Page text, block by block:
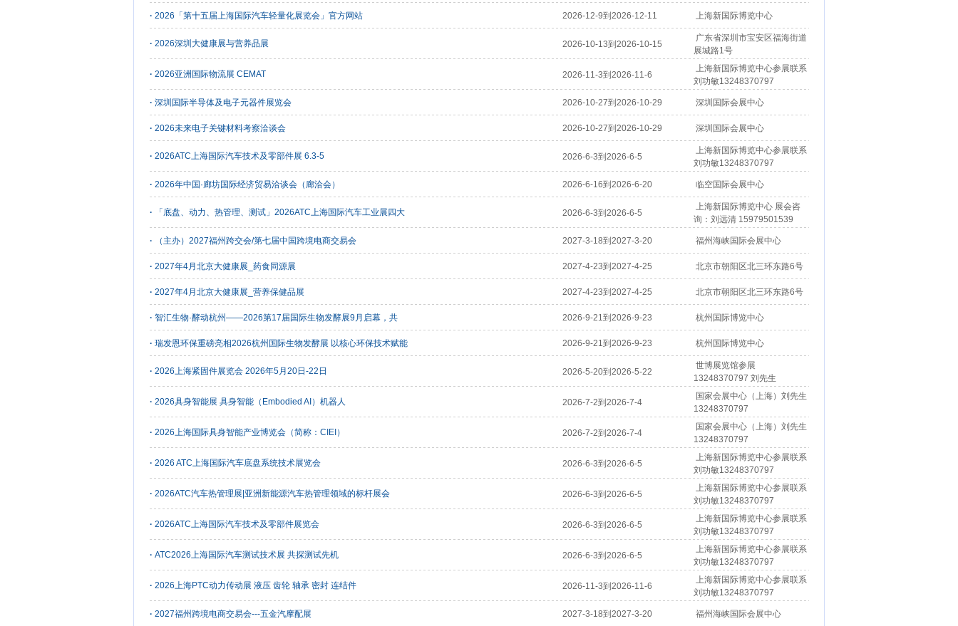
· 2026「第十五届上海国际汽车轻量化展览会」官方网站 2026-12-9到2026-12-11 上海新国际博览中心
· 2026深圳大健康展与营养品展 2026-10-13到2026-10-15
广东省深圳市宝安区福海街道
展城路1号
· 2026亚洲国际物流展 CEMAT 2026-11-3到2026-11-6
上海新国际博览中心参展联系
刘功敏13248370797
· 深圳国际半导体及电子元器件展览会 2026-10-27到2026-10-29 深圳国际会展中心
· 2026未来电子关键材料考察洽谈会 2026-10-27到2026-10-29 深圳国际会展中心
· 2026ATC上海国际汽车技术及零部件展 6.3-5 2026-6-3到2026-6-5
上海新国际博览中心参展联系
刘功敏13248370797
· 2026年中国·廊坊国际经济贸易洽谈会（廊洽会） 2026-6-16到2026-6-20 临空国际会展中心
· 「底盘、动力、热管理、测试」2026ATC上海国际汽车工业展四大 2026-6-3到2026-6-5
上海新国际博览中心 展会咨
询：刘远清 15979501539
· （主办）2027福州跨交会/第七届中国跨境电商交易会 2027-3-18到2027-3-20 福州海峡国际会展中心
· 2027年4月北京大健康展_药食同源展 2027-4-23到2027-4-25 北京市朝阳区北三环东路6号
· 2027年4月北京大健康展_营养保健品展 2027-4-23到2027-4-25 北京市朝阳区北三环东路6号
· 智汇生物·酵动杭州——2026第17届国际生物发酵展9月启幕，共 2026-9-21到2026-9-23 杭州国际博览中心
· 瑞发恩环保重磅亮相2026杭州国际生物发酵展 以核心环保技术赋能 2026-9-21到2026-9-23 杭州国际博览中心
· 2026上海紧固件展览会 2026年5月20日-22日 2026-5-20到2026-5-22
世博展览馆参展
13248370797 刘先生
· 2026具身智能展 具身智能（Embodied AI）机器人 2026-7-2到2026-7-4
国家会展中心（上海）刘先生
13248370797
· 2026上海国际具身智能产业博览会（简称：CIEI） 2026-7-2到2026-7-4
国家会展中心（上海）刘先生
13248370797
· 2026 ATC上海国际汽车底盘系统技术展览会 2026-6-3到2026-6-5
上海新国际博览中心参展联系
刘功敏13248370797
· 2026ATC汽车热管理展|亚洲新能源汽车热管理领域的标杆展会 2026-6-3到2026-6-5
上海新国际博览中心参展联系
刘功敏13248370797
· 2026ATC上海国际汽车技术及零部件展览会 2026-6-3到2026-6-5
上海新国际博览中心参展联系
刘功敏13248370797
· ATC2026上海国际汽车测试技术展 共探测试先机 2026-6-3到2026-6-5
上海新国际博览中心参展联系
刘功敏13248370797
· 2026上海PTC动力传动展 液压 齿轮 轴承 密封 连结件 2026-11-3到2026-11-6
上海新国际博览中心参展联系
刘功敏13248370797
· 2027福州跨境电商交易会---五金汽摩配展 2027-3-18到2027-3-20 福州海峡国际会展中心